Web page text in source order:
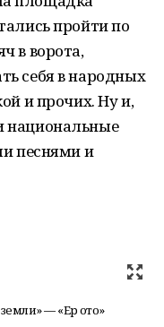
пройти по
в ворота,
себя в народных
и прочих. Ну и,
национальные
песнями и
— «Ер ҡото»